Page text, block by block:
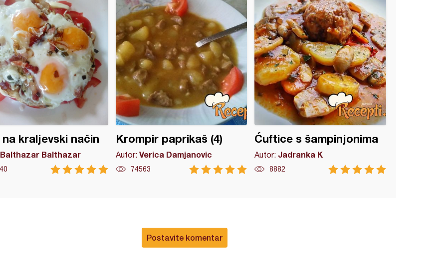
kraljevski način
Balthazar Balthazar
Krompir paprikaš (4)
Autor: Verica Damjanovic
74563
Ćuftice s šampinjonima
Autor: Jadranka K
8882
Postavite komentar